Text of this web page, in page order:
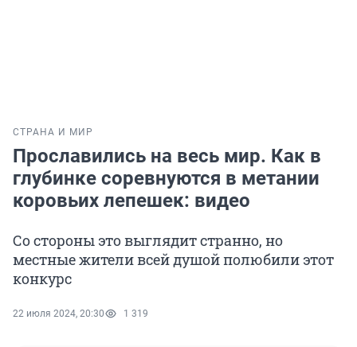
СТРАНА И МИР
Прославились на весь мир. Как в
глубинке соревнуются в метании
коровьих лепешек: видео
Со стороны это выглядит странно, но
местные жители всей душой полюбили этот
конкурс
22 июля 2024, 20:30 1 319